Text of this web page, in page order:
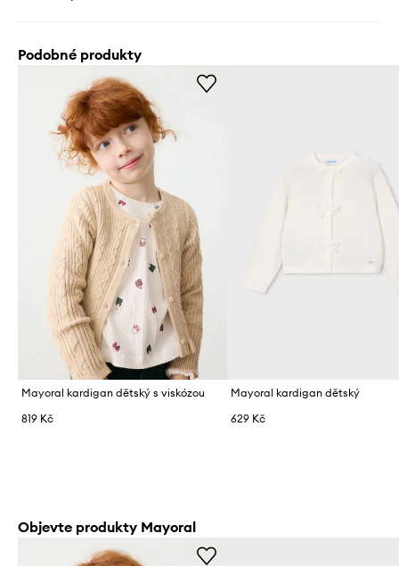
Podobné produkty
Mayoral kardigan dětský s viskózou
819 Kč
Mayoral kardigan dětský
629 Kč
Objevte produkty Mayoral